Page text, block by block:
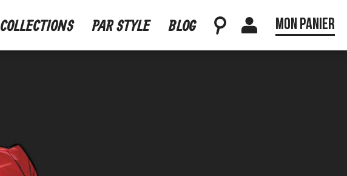
COLLECTIONS PAR STYLE BLOG Mon panier